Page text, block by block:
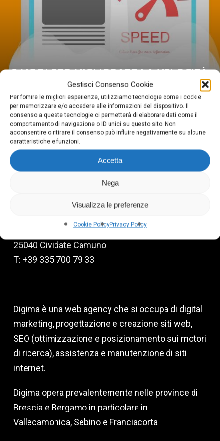
Gestisci Consenso Cookie
Per fornire le migliori esperienze, utilizziamo tecnologie come i cookie
per memorizzare e/o accedere alle informazioni del dispositivo. Il
consenso a queste tecnologie ci permetterà di elaborare dati come il
comportamento di navigazione o ID unici su questo sito. Non
acconsentire o ritirare il consenso può influire negativamente su alcune
caratteristiche e funzioni.
Accetta
Nega
Visualizza le preferenze
Cookie PolicyPrivacy Policy
5 MODI PER MIGLIORARE LA VELOCITÀ
DEL TUO SITO
P.Iva 03026150981
Via degli Emigranti, 9
25040 Cividate Camuno
T: +39 335 700 79 33
Digima è una web agency che si occupa di digital
marketing, progettazione e creazione siti web,
SEO (ottimizzazione e posizionamento sui motori
di ricerca), assistenza e manutenzione di siti
internet.
Digima opera prevalentemente nelle province di
Brescia e Bergamo in particolare in
Vallecamonica, Sebino e Franciacorta